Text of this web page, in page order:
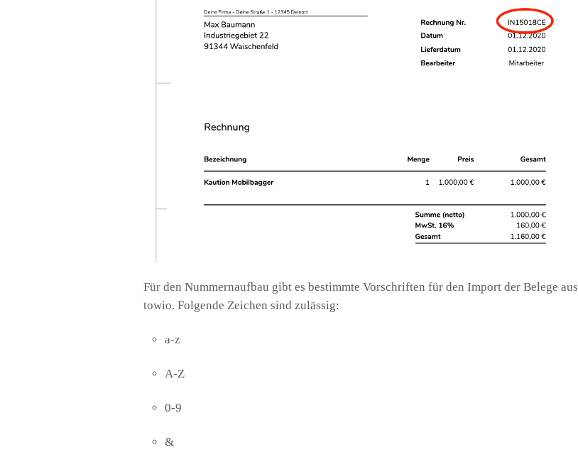
Für den Nummernaufbau gibt es bestimmte Vorschriften für den Import der Belege aus
towio. Folgende Zeichen sind zulässig:
a-z
A-Z
0-9
&